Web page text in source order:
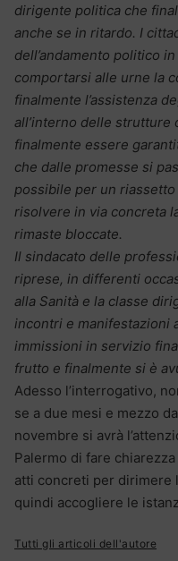
dirigente politica che
anche se in ritardo. I
dell’andamento politico
comportarsi alle urne la
finalmente l’assistenza
all’interno delle strutture
finalmente essere
che dalle promesse si
possibile per un
risolvere in via concreta
rimaste bloccate.
Il sindacato delle
riprese, in differenti
alla Sanità e la classe
incontri e manifestazioni
immissioni in servizio
frutto e finalmente si è
Adesso l’interrogativo,
se a due mesi e mezzo
novembre si avrà
Palermo di fare
atti concreti per dirimere
quindi accogliere le
Tutti gli articoli dell'autore